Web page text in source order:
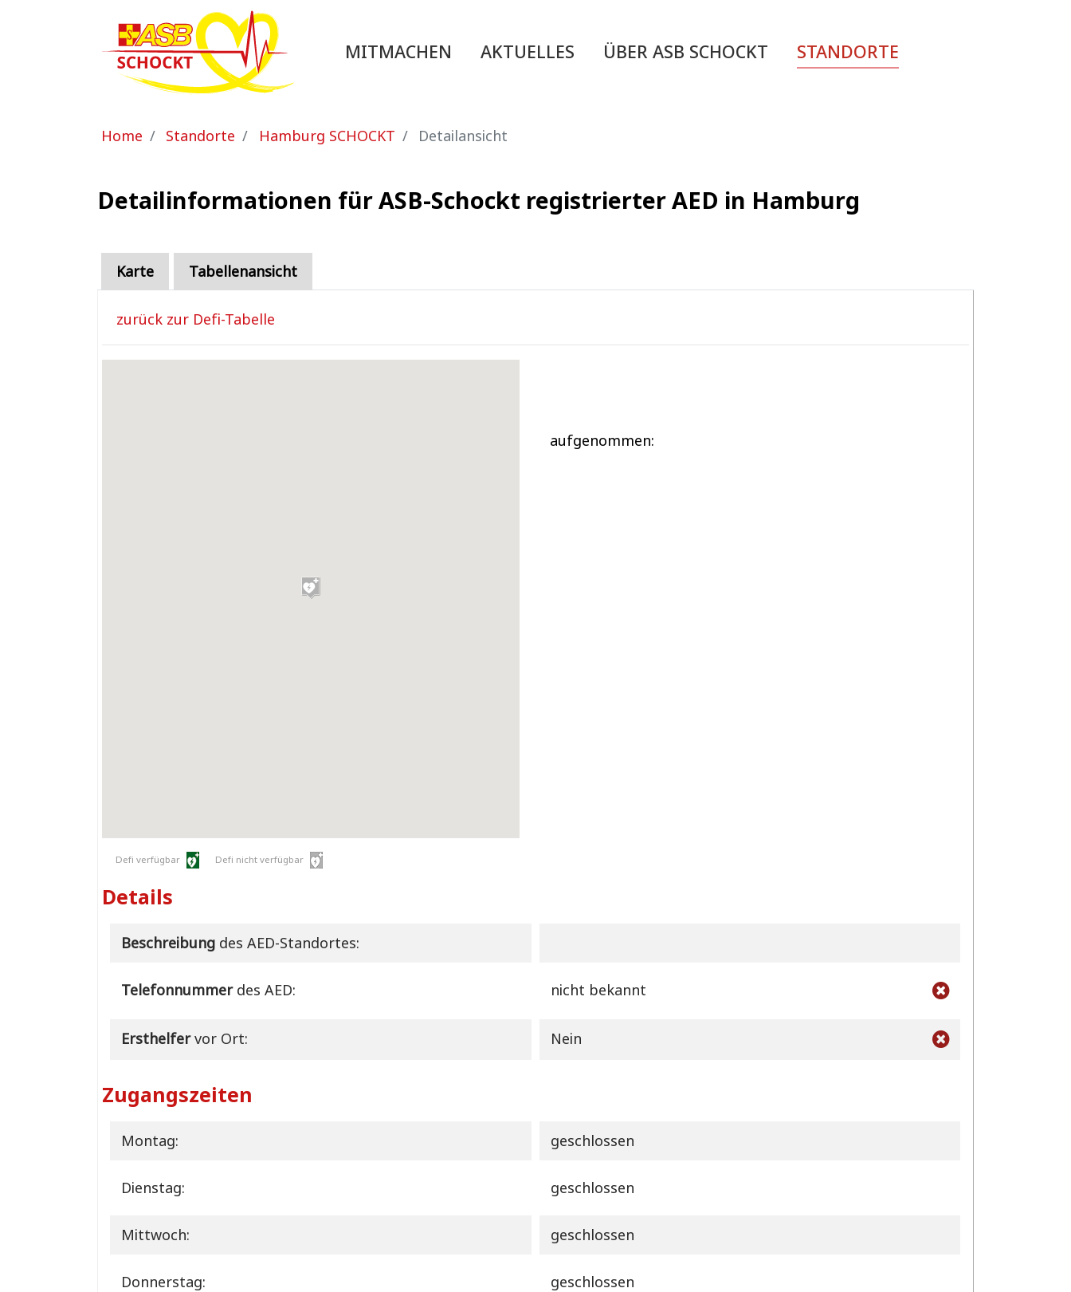
MITMACHEN AKTUELLES ÜBER ASB SCHOCKT STANDORTE
Sie sind hier:
Home Standorte Hamburg SCHOCKT Detailansicht
Detailinformationen für ASB-Schockt registrierter AED in Hamburg
Karte Tabellenansicht
zurück zur Defi-Tabelle
Defi verfügbar Defi nicht verfügbar
aufgenommen:
Details
Beschreibungdes AED-Standortes:
Telefonnummerdes AED: nicht bekannt
Ersthelfervor Ort: Nein
Zugangszeiten
Montag: geschlossen
Dienstag: geschlossen
Mittwoch: geschlossen
Donnerstag: geschlossen